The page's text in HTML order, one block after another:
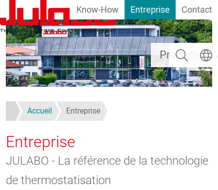
Aller au contenu principal
Produits
Know-How Entreprise Contact
Rechercher
Accueil Entreprise
Entreprise
JULABO - La référence de la technologie
de thermostatisation